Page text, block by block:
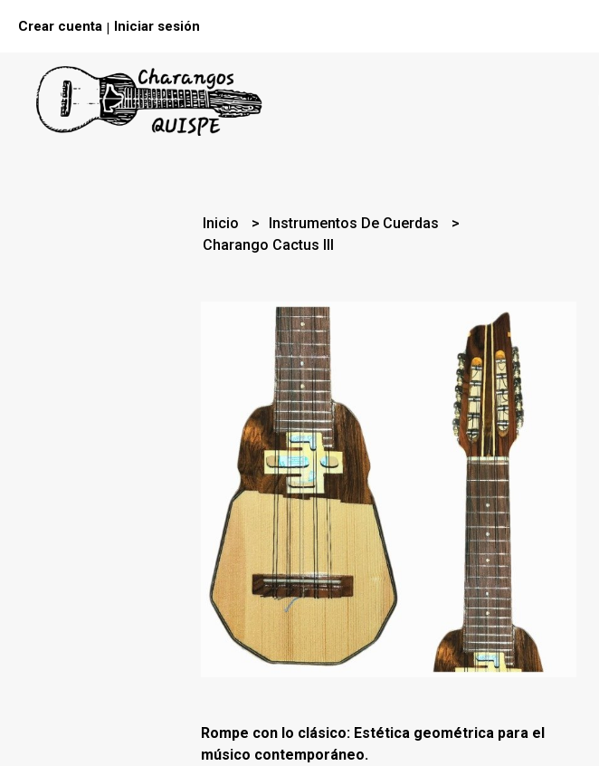
Crear cuenta | Iniciar sesión
Inicio
Instrumentos De Cuerdas
Charango Cactus III
Rompe con lo clásico: Estética geométrica para el
músico contemporáneo.